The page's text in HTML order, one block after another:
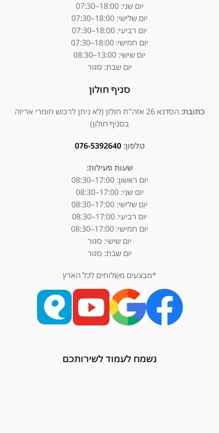
יום שני: 18:00–07:30
יום שלישי: 18:00–07:30
יום רביעי: 18:00–07:30
יום חמישי: 18:00–07:30
יום שישי: 13:00–08:30
יום שבת: סגור
סניף חולון
כתובת:
הסדנא 26 אזה"ת חולון (לא ניתן לרכוש חומרי אריזה
בסניף חולון)
טלפון: 076-5392640
שעות פעילות:
יום ראשון: 17:00–08:30
יום שני: 17:00–08:30
יום שלישי: 17:00–08:30
יום רביעי: 17:00–08:30
יום חמישי: 17:00–08:30
יום שישי: סגור
יום שבת: סגור
*מבצעים משלוחים לכל הארץ
נשמח לעמוד לשירותכם